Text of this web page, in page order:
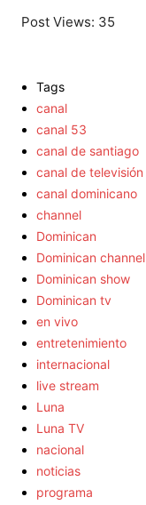
Post Views: 35
Tags
canal
canal 53
canal de santiago
canal de televisión
canal dominicano
channel
Dominican
Dominican channel
Dominican show
Dominican tv
en vivo
entretenimiento
internacional
live stream
Luna
Luna TV
nacional
noticias
programa